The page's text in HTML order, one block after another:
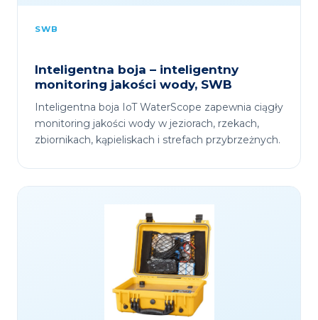
SWB
Inteligentna boja – inteligentny
monitoring jakości wody, SWB
Inteligentna boja IoT WaterScope zapewnia ciągły
monitoring jakości wody w jeziorach, rzekach,
zbiornikach, kąpieliskach i strefach przybrzeżnych.